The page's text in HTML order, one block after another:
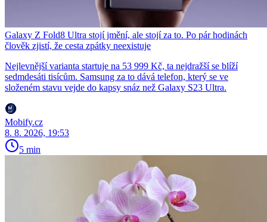
Galaxy Z Fold8 Ultra stojí jmění, ale stojí za to. Po pár hodinách
člověk zjistí, že cesta zpátky neexistuje
Nejlevnější varianta startuje na 53 999 Kč, ta nejdražší se blíží
sedmdesáti tisícům. Samsung za to dává telefon, který se ve
složeném stavu vejde do kapsy snáz než Galaxy S23 Ultra.
Mobify.cz
8. 8. 2026, 19:53
5 min